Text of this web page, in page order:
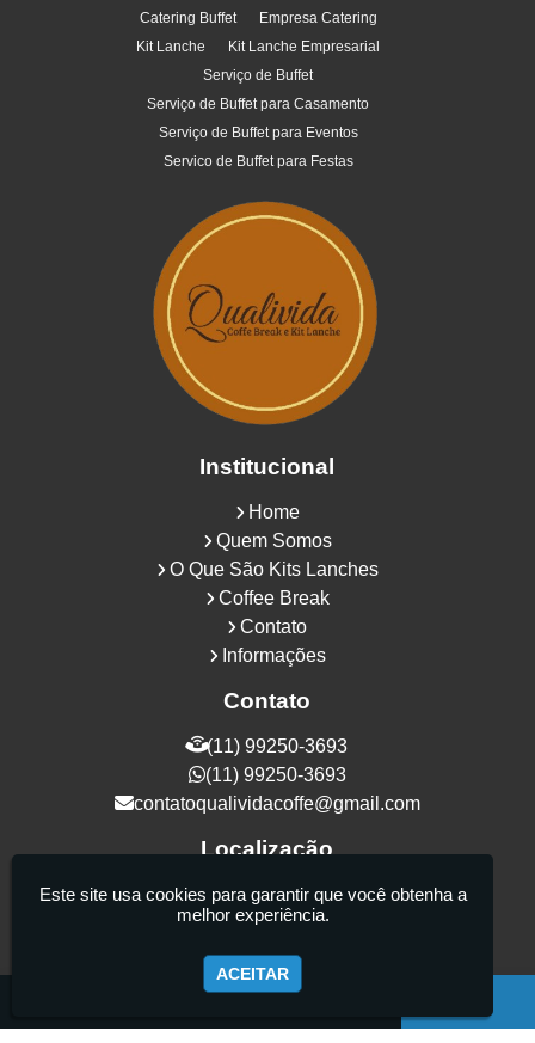
Catering Buffet
Empresa Catering
Kit Lanche
Kit Lanche Empresarial
Serviço de Buffet
Serviço de Buffet para Casamento
Serviço de Buffet para Eventos
Servico de Buffet para Festas
Institucional
Home
Quem Somos
O Que São Kits Lanches
Coffee Break
Contato
Informações
Contato
(11) 99250-3693
(11) 99250-3693
contatoqualividacoffe@gmail.com
Localização
Rua Samurais, 27 - Vila Maria Alta - São
Paulo / SP - CEP: 02130-080
Este site usa cookies para garantir que você obtenha a
melhor experiência.
ACEITAR